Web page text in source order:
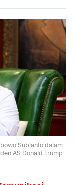
Subianto dalam
AS Donald Trump.